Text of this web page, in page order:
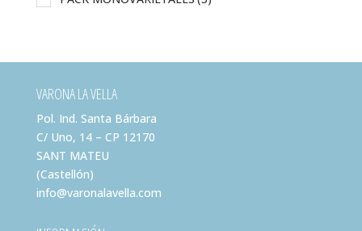
VARONA LA VELLA
Pol. Ind. Santa Bárbara
C/ Uno, 14 – CP 12170
SANT MATEU
(Castellón)
info@varonalavella.com